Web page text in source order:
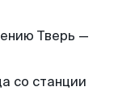
Тверь —
со станции